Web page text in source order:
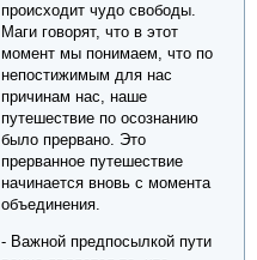
происходит чудо свободы.
Маги говорят, что в этот
момент мы понимаем, что по
непостижимым для нас
причинам нас, наше
путешествие по осознанию
было прервано. Это
прерванное путешествие
начинается вновь с момента
объединения.
- Важной предпосылкой пути